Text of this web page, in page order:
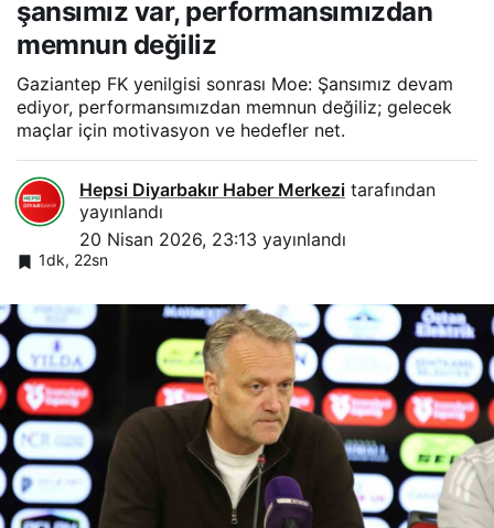
şansımız var, performansımızdan
memnun değiliz
Gaziantep FK yenilgisi sonrası Moe: Şansımız devam
ediyor, performansımızdan memnun değiliz; gelecek
maçlar için motivasyon ve hedefler net.
Hepsi Diyarbakır Haber Merkezi tarafından
yayınlandı
20 Nisan 2026, 23:13 yayınlandı
1dk, 22sn